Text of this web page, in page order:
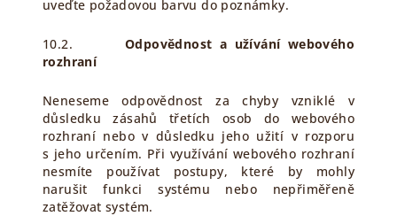
uveďte požadovou barvu do poznámky.
10.2.
Odpovědnost a užívání webového
rozhraní
Neneseme odpovědnost za chyby vzniklé v
důsledku zásahů třetích osob do webového
rozhraní nebo v důsledku jeho užití v rozporu
s jeho určením. Při využívání webového rozhraní
nesmíte používat postupy, které by mohly
narušit funkci systému nebo nepřiměřeně
zatěžovat systém.